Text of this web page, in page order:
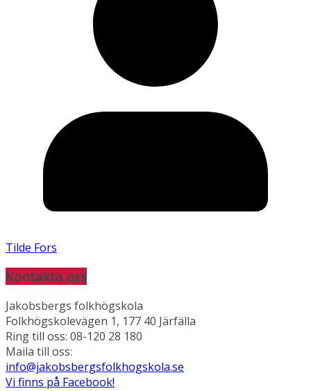
Tilde Fors
Kontakta oss
Jakobsbergs folkhögskola
Folkhögskolevägen 1, 177 40 Järfälla
Ring till oss: 08-120 28 180
Maila till oss:
info@jakobsbergsfolkhogskola.se
Vi finns på Facebook!